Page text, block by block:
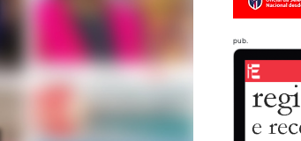
pub.